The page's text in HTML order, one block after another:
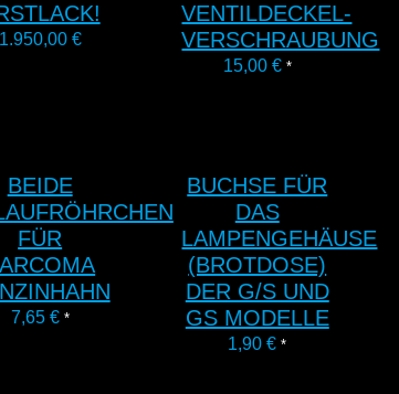
1.950,00 €
VENTILDECKEL-
VERSCHRAUBUNG
15,00 € *
BEIDE
FÜR
7,65 € *
BUCHSE FÜR
DAS
LAMPENGEHÄUSE
(BROTDOSE)
DER G/S UND
GS MODELLE
1,90€ *